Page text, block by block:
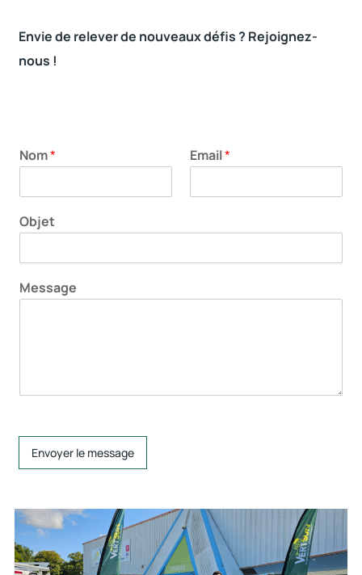
Envie de relever de nouveaux défis ? Rejoignez-
nous !
Nom* Email*
Objet
Message
Envoyer le message